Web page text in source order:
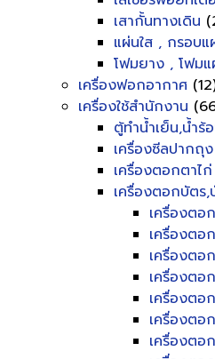
เสากั้นทางเดิน
แผ่นใส , กรอบแ
โฟมยาง , โฟม
เครื่องฟอกอากาศ
เครื่องใช้สำนักงาน
ตู้ทำน้ำเย็น,น้ำร้
เครื่องซีลปากถุง
เครื่องตอกตาไก่
เครื่องตอกบัต
เครื่องตอ
เครื่องตอ
เครื่องตอ
เครื่องตอ
เครื่องตอ
เครื่องตอ
เครื่องตอ